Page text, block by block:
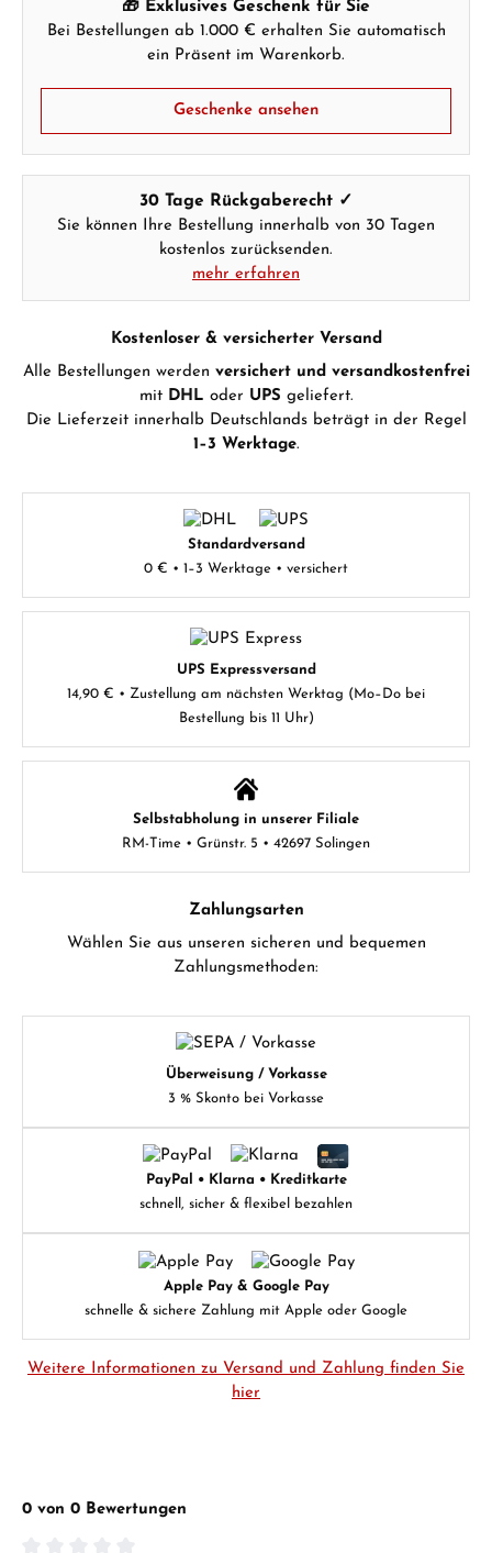
🎁 Exklusives Geschenk für Sie
Bei Bestellungen ab 1.000 € erhalten Sie automatisch
ein Präsent im Warenkorb.
Geschenke ansehen
30 Tage Rückgaberecht ✓
Sie können Ihre Bestellung innerhalb von 30 Tagen
kostenlos zurücksenden.
mehr erfahren
Kostenloser & versicherter Versand
Alle Bestellungen werden versichert und versandkostenfrei
mit DHL oder UPS geliefert.
Die Lieferzeit innerhalb Deutschlands beträgt in der Regel
1–3 Werktage.
Standardversand
0 € • 1–3 Werktage • versichert
UPS Expressversand
14,90 € • Zustellung am nächsten Werktag (Mo–Do bei
Bestellung bis 11 Uhr)
Selbstabholung in unserer Filiale
RM-Time • Grünstr. 5 • 42697 Solingen
Zahlungsarten
Wählen Sie aus unseren sicheren und bequemen
Zahlungsmethoden:
Überweisung / Vorkasse
3 % Skonto bei Vorkasse
PayPal • Klarna • Kreditkarte
schnell, sicher & flexibel bezahlen
Apple Pay & Google Pay
schnelle & sichere Zahlung mit Apple oder Google
Weitere Informationen zu Versand und Zahlung finden Sie
hier
0 von 0 Bewertungen